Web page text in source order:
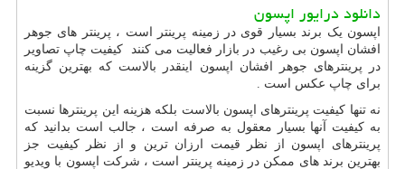
دانلود درایور اپسون
اپسون یک برند بسیار قوی در زمینه پرینتر است ، پرینتر های جوهر
افشان اپسون بی رغیب در بازار فعالیت می کنند کیفیت چاپ تصاویر
در پرینترهای جوهر افشان اپسون اینقدر بالاست که بهترین گزینه
برای چاپ عکس است .
نه تنها کیفیت پرینترهای اپسون بالاست بلکه هزینه این پرینترها نسبت
به کیفیت آنها بسیار معقول به صرفه است ، جالب است بدانید که
پرینترهای اپسون از نظر قیمت ارزان ترین و از نظر کیفیت جز
بهترین برند های ممکن در زمینه پرینتر است ، شرکت اپسون با ویدیو